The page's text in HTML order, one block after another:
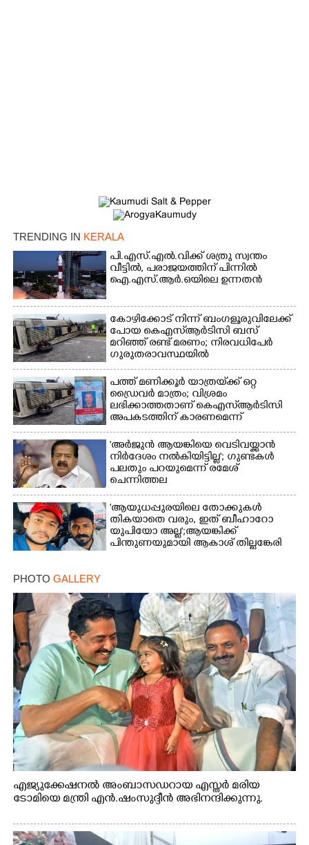
TRENDING IN KERALA
പി.എസ്.എൽ.വിക്ക് ശത്രു സ്വന്തം
വീട്ടിൽ,​ പരാജയത്തിന് പിന്നിൽ
ഐ.എസ്.ആർ.ഒയിലെ ഉന്നതൻ
കോഴിക്കോട് നിന്ന് ബംഗളൂരുവിലേക്ക്
പോയ കെഎസ്‌ആർടിസി ബസ്
മറിഞ്ഞ് രണ്ട് മരണം; നിരവധിപേർ
ഗുരുതരാവസ്ഥയിൽ
പത്ത് മണിക്കൂർ യാത്രയ്‌ക്ക് ഒറ്റ
ഡ്രൈവർ മാത്രം; വിശ്രമം
ലഭിക്കാത്തതാണ് കെഎസ്‌ആർടിസി
അപകടത്തിന് കാരണമെന്ന്
വിമർശനം
'അർജുൻ ആയങ്കിയെ വെടിവയ്ക്കാൻ
നിർദേശം നൽകിയിട്ടില്ല'; ഗുണ്ടകൾ
പലതും പറയുമെന്ന് രമേശ്
ചെന്നിത്തല
'ആയുധപ്പുരയിലെ തോക്കുകൾ
തികയാതെ വരും, ഇത് ബീഹാറോ
യുപിയോ അല്ല';ആയങ്കിക്ക്
പിന്തുണയുമായി ആകാശ് തില്ലങ്കേരി
PHOTO GALLERY
എജ്യുക്കേഷനൽ അംബാസഡറായ എസ്തർ മരിയ
ടോമിയെ മന്ത്രി എൻ.ഷംസുദ്ദീൻ അഭിനന്ദിക്കുന്നു.
Share this link
Copy Link